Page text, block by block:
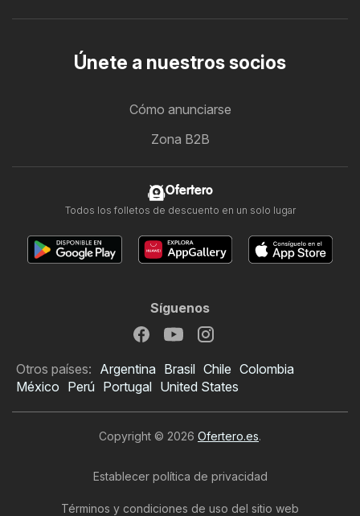
Únete a nuestros socios
Cómo anunciarse
Zona B2B
Ofertero
Todos los folletos de descuento en un solo lugar
Síguenos
Otros países: Argentina Brasil Chile Colombia
México Perú Portugal United States
Copyright © 2026 Ofertero.es.
Establecer política de privacidad
Términos y condiciones de uso del sitio web